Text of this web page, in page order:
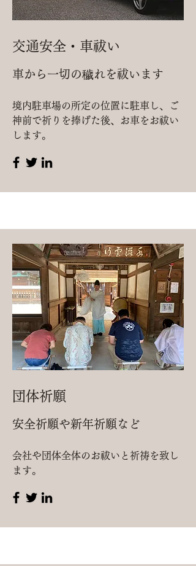
交通安全・車祓い
車から一切の穢れを祓います
境内駐車場の所定の位置に駐車し、ご
神前で祈りを捧げた後、お車をお祓い
します。
団体祈願
安全祈願や新年祈願など
会社や団体全体のお祓いと祈祷を致し
ます。